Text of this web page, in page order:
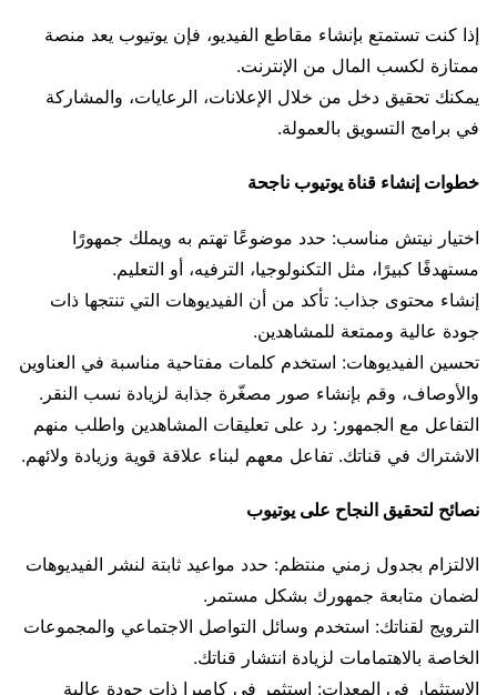
إذا كنت تستمتع بإنشاء مقاطع الفيديو، فإن يوتيوب يعد منصة
ممتازة لكسب المال من الإنترنت.
يمكنك تحقيق دخل من خلال الإعلانات، الرعايات، والمشاركة
في برامج التسويق بالعمولة.
خطوات إنشاء قناة يوتيوب ناجحة
اختيار نيتش مناسب: حدد موضوعًا تهتم به ويملك جمهورًا
مستهدفًا كبيرًا، مثل التكنولوجيا، الترفيه، أو التعليم.
إنشاء محتوى جذاب: تأكد من أن الفيديوهات التي تنتجها ذات
جودة عالية وممتعة للمشاهدين.
تحسين الفيديوهات: استخدم كلمات مفتاحية مناسبة في العناوين
والأوصاف، وقم بإنشاء صور مصغّرة جذابة لزيادة نسب النقر.
التفاعل مع الجمهور: رد على تعليقات المشاهدين واطلب منهم
الاشتراك في قناتك. تفاعل معهم لبناء علاقة قوية وزيادة ولائهم.
نصائح لتحقيق النجاح على يوتيوب
الالتزام بجدول زمني منتظم: حدد مواعيد ثابتة لنشر الفيديوهات
لضمان متابعة جمهورك بشكل مستمر.
الترويج لقناتك: استخدم وسائل التواصل الاجتماعي والمجموعات
الخاصة بالاهتمامات لزيادة انتشار قناتك.
الاستثمار في المعدات: استثمر في كاميرا ذات جودة عالية